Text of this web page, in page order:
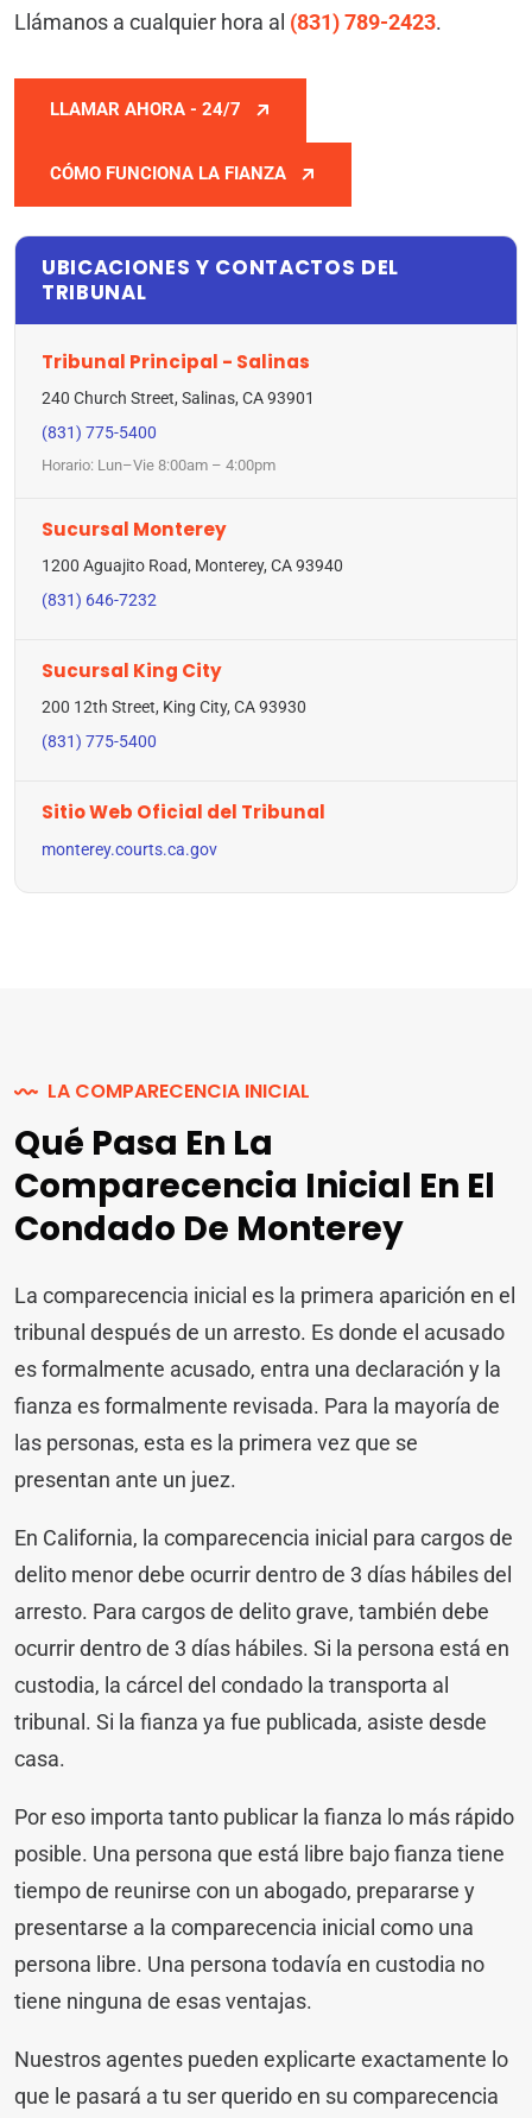
Llámanos a cualquier hora al (831) 789-2423.
LLAMAR AHORA - 24/7
CÓMO FUNCIONA LA FIANZA
UBICACIONES Y CONTACTOS DEL
TRIBUNAL
Tribunal Principal - Salinas
240 Church Street, Salinas, CA 93901
(831) 775-5400
Horario: Lun–Vie 8:00am – 4:00pm
Sucursal Monterey
1200 Aguajito Road, Monterey, CA 93940
(831) 646-7232
Sucursal King City
200 12th Street, King City, CA 93930
(831) 775-5400
Sitio Web Oficial del Tribunal
monterey.courts.ca.gov
LA COMPARECENCIA INICIAL
Qué Pasa En La
Comparecencia Inicial En El
Condado De Monterey
La comparecencia inicial es la primera aparición en el
tribunal después de un arresto. Es donde el acusado
es formalmente acusado, entra una declaración y la
fianza es formalmente revisada. Para la mayoría de
las personas, esta es la primera vez que se
presentan ante un juez.
En California, la comparecencia inicial para cargos de
delito menor debe ocurrir dentro de 3 días hábiles del
arresto. Para cargos de delito grave, también debe
ocurrir dentro de 3 días hábiles. Si la persona está en
custodia, la cárcel del condado la transporta al
tribunal. Si la fianza ya fue publicada, asiste desde
casa.
Por eso importa tanto publicar la fianza lo más rápido
posible. Una persona que está libre bajo fianza tiene
tiempo de reunirse con un abogado, prepararse y
presentarse a la comparecencia inicial como una
persona libre. Una persona todavía en custodia no
tiene ninguna de esas ventajas.
Nuestros agentes pueden explicarte exactamente lo
que le pasará a tu ser querido en su comparecencia